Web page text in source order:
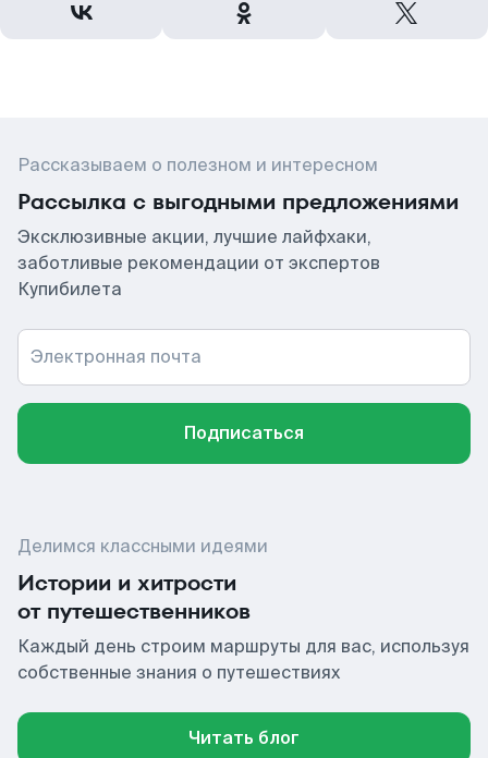
Рассказываем о полезном и интересном
Рассылка с выгодными предложениями
Эксклюзивные акции, лучшие лайфхаки,
заботливые рекомендации от экспертов
Купибилета
Электронная почта
Подписаться
Делимся классными идеями
Истории и хитрости
от путешественников
Каждый день строим маршруты для вас, используя
собственные знания о путешествиях
Читать блог